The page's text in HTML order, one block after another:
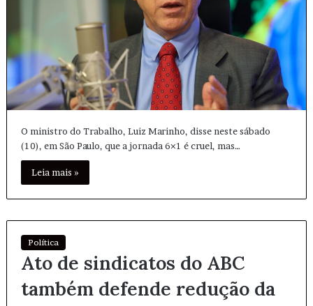
O ministro do Trabalho, Luiz Marinho, disse neste sábado
(10), em São Paulo, que a jornada 6×1 é cruel, mas…
Leia mais »
Política
Ato de sindicatos do ABC
também defende redução da